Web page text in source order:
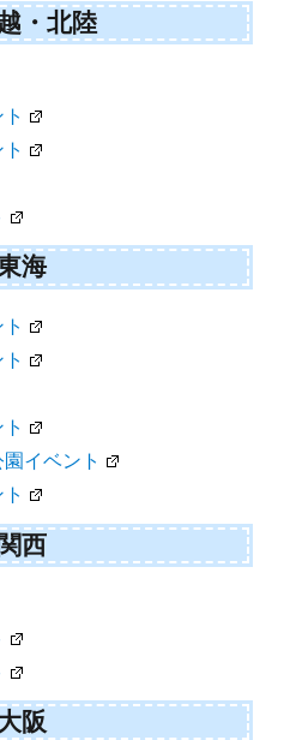
・北陸
海
イベント
関西
阪